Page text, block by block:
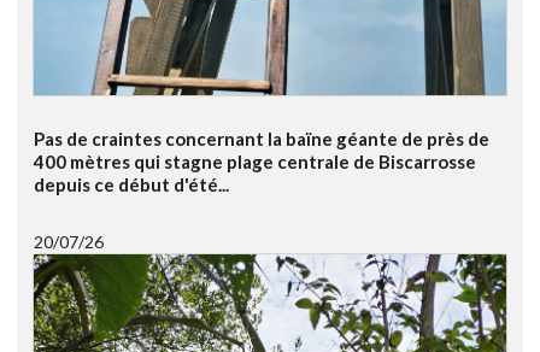
Pas de craintes concernant la baïne géante de près de
400 mètres qui stagne plage centrale de Biscarrosse
depuis ce début d'été...
20/07/26